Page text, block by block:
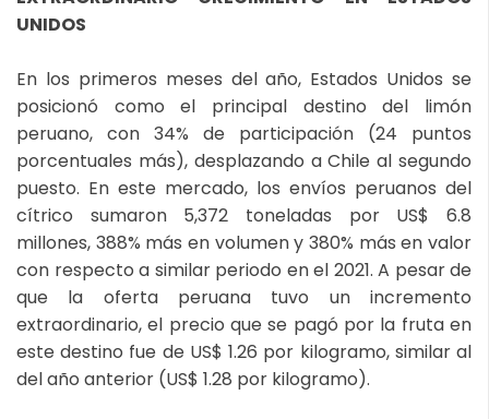
UNIDOS
En los primeros meses del año, Estados Unidos se
posicionó como el principal destino del limón
peruano, con 34% de participación (24 puntos
porcentuales más), desplazando a Chile al segundo
puesto. En este mercado, los envíos peruanos del
cítrico sumaron 5,372 toneladas por US$ 6.8
millones, 388% más en volumen y 380% más en valor
con respecto a similar periodo en el 2021. A pesar de
que la oferta peruana tuvo un incremento
extraordinario, el precio que se pagó por la fruta en
este destino fue de US$ 1.26 por kilogramo, similar al
del año anterior (US$ 1.28 por kilogramo).